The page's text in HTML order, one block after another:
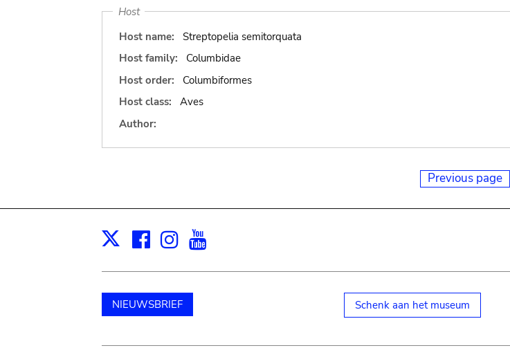
Host
Host name:
Streptopelia semitorquata
Host family:
Columbidae
Host order:
Columbiformes
Host class:
Aves
Author:
Previous page
X Facebook
Instagram
NIEUWSBRIEF Schenk aan het museum